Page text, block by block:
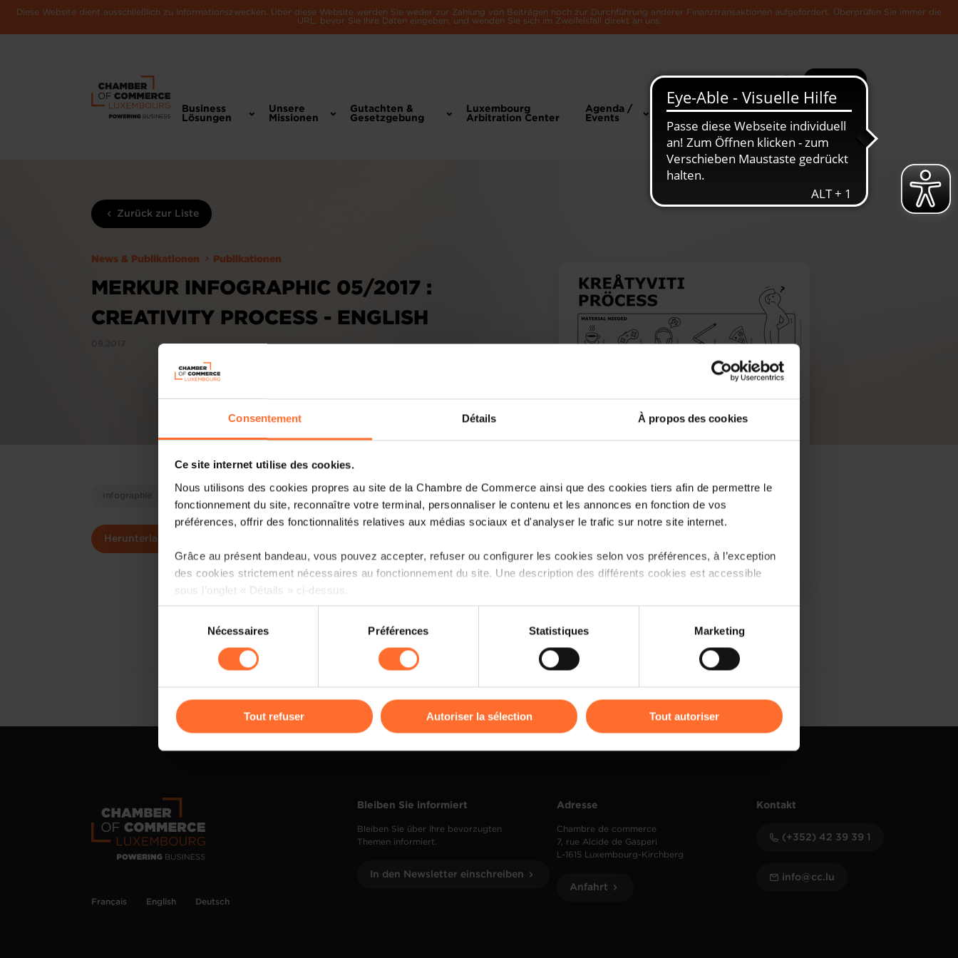
Consentement Détails À propos des cookies
Ce site internet utilise des cookies.
Nous utilisons des cookies propres au site de la Chambre de Commerce ainsi que des cookies tiers afin de permettre le
fonctionnement du site, reconnaître votre terminal, personnaliser le contenu et les annonces en fonction de vos
préférences, offrir des fonctionnalités relatives aux médias sociaux et d'analyser le trafic sur notre site internet.
Grâce au présent bandeau, vous pouvez accepter, refuser ou configurer les cookies selon vos préférences, à l’exception
des cookies strictement nécessaires au fonctionnement du site. Une description des différents cookies est accessible
sous l’onglet « Détails » ci-dessus.
Il est précisé que la navigation sur le site et certaines fonctionnalités (ex : lecture de vidéos, partage sur les réseaux
sociaux, sauvegarde des préférences de lecture vidéo, personnalisation de l’affichage du site) peuvent être affectées en
cas de refus de tous les cookies ou des cookies non nécessaires.
gauche de chaque page.
consentement
Nécessaires Préférences Statistiques Marketing
Tout refuser Autoriser la sélection Tout autoriser
Diese Website dient ausschließlich zu Informationszwecken. Über diese Website werden Sie weder zur Zahlung von Beiträgen noch zur Durchführung anderer Finanztransaktionen aufgefordert. Überprüfen Sie immer die
URL, bevor Sie Ihre Daten eingeben, und wenden Sie sich im Zweifelsfall direkt an uns.
Suche Mehr
Business
Lösungen
Unsere
Missionen
Gutachten &
Gesetzgebung
Luxembourg
Arbitration Center
Agenda /
Events
News &
Die Luxemburger
Zurück zur Liste
News & Publikationen Publikationen
MERKUR INFOGRAPHIC 05/2017 :
CREATIVITY PROCESS - ENGLISH
Infographie
Herunterladen
PDF, 7.4 MB
Français English Deutsch
Bleiben Sie informiert
Bleiben Sie über Ihre bevorzugten
Themen informiert.
In den Newsletter einschreiben
Adresse
Chambre de commerce
7, rue Alcide de Gasperi
L-1615 Luxembourg-Kirchberg
Anfahrt
Kontakt
(+352) 42 39 39 1
info@cc.lu